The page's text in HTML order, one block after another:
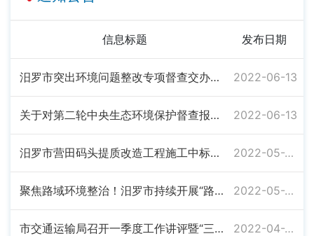
信息标题 发布日期
汨罗市突出环境问题整改专项督查交办问题整改情况公示 2022-06-13
关于对第二轮中央生态环境保护督查报告反馈“港口码头污染问题整治走过场”问题整改情况公示 2022-06-13
汨罗市营田码头提质改造工程施工中标候选人公示 2022-05-27
聚焦路域环境整治！汨罗市持续开展“路政宣传月”活动 2022-05-20
市交通运输局召开一季度工作讲评暨“三个一”行动推进会 2022-04-26